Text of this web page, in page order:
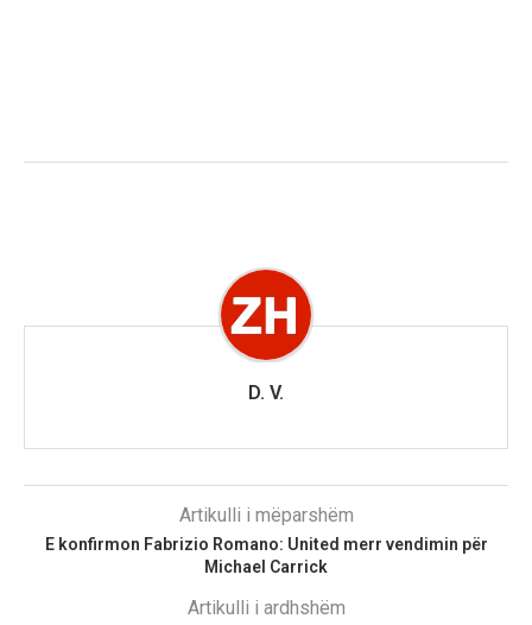
D. V.
Artikulli i mëparshëm
E konfirmon Fabrizio Romano: United merr vendimin për
Michael Carrick
Artikulli i ardhshëm